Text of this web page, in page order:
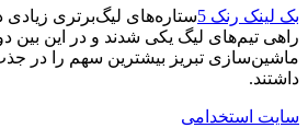
بک لینک رنک 5
ستاره‌های لیگ‌برتری زیادی
راهی تیم‌های لیگ یکی شدند و در این بین
ماشین‌سازی تبریز بیشترین سهم را در
داشتند.
سایت استخدامی